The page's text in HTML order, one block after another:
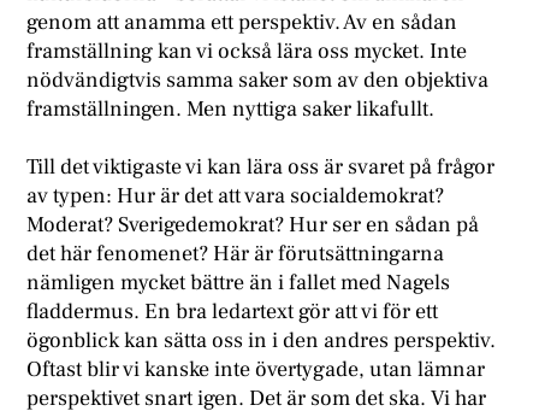
genom att anamma ett perspektiv. Av en sådan
framställning kan vi också lära oss mycket. Inte
nödvändigtvis samma saker som av den objektiva
framställningen. Men nyttiga saker likafullt.
Till det viktigaste vi kan lära oss är svaret på frågor
av typen: Hur är det att vara socialdemokrat?
Moderat? Sverigedemokrat? Hur ser en sådan på
det här fenomenet? Här är förutsättningarna
nämligen mycket bättre än i fallet med Nagels
fladdermus. En bra ledartext gör att vi för ett
ögonblick kan sätta oss in i den andres perspektiv.
Oftast blir vi kanske inte övertygade, utan lämnar
perspektivet snart igen. Det är som det ska. Vi har